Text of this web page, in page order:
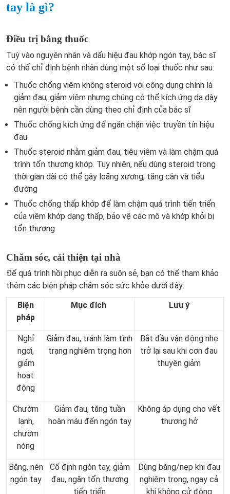
tay là gì?
Điều trị bằng thuốc
Tuỳ vào nguyên nhân và dấu hiệu đau khớp ngón tay, bác sĩ
có thể chỉ định bệnh nhân dùng một số loại thuốc như sau:
Thuốc chống viêm không steroid với công dụng chính là
giảm đau, giảm viêm nhưng chúng có thể kích ứng dạ dày
nên người bệnh cần dùng theo chỉ định của bác sĩ
Thuốc chống kích ứng để ngăn chặn việc truyền tín hiệu
đau
Thuốc steroid nhằm giảm đau, tiêu viêm và làm chậm quá
trình tổn thương khớp. Tuy nhiên, nếu dùng steroid trong
thời gian dài có thể gây loãng xương, tăng cân và tiểu
đường
Thuốc chống thấp khớp để làm chậm quá trình tiến triển
của viêm khớp dạng thấp, bảo vệ các mô và khớp khỏi bị
tổn thương
Chăm sóc, cải thiện tại nhà
Để quá trình hồi phục diễn ra suôn sẻ, bạn có thể tham khảo
thêm các biện pháp chăm sóc sức khỏe dưới đây:
Biện
pháp
Mục đích Lưu ý
Nghỉ
ngơi,
giảm
hoạt
động
Giảm đau, tránh làm tình
trạng nghiêm trọng hơn
Bắt đầu vận động nhẹ
trở lại sau khi cơn đau
thuyên giảm
Chườm
lạnh,
chườm
nóng
Giảm đau, tăng tuần
hoàn máu đến ngón tay
Không áp dụng cho vết
thương hở
Băng, nén
ngón tay
Cố định ngón tay, giảm
đau, ngăn tổn thương
tiến triển
Dùng băng/nẹp khi đau
nghiêm trọng, ngay cả
khi không cử động